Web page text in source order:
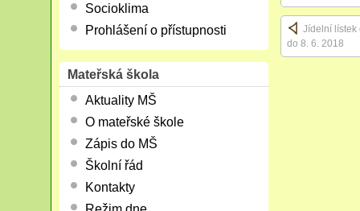
Jídelní lístek
do 8. 6. 2018
Socioklima
Prohlášení o přístupnosti
Mateřská škola
Aktuality MŠ
O mateřské škole
Zápis do MŠ
Školní řád
Kontakty